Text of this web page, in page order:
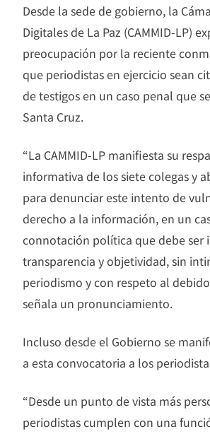
Desde la sede de gobierno, la
Digitales de La Paz (CAMMID-LP)
preocupación por la reciente
que periodistas en ejercicio sean
de testigos en un caso penal que
Santa Cruz.
“La CAMMID-LP manifiesta su
informativa de los siete colegas y
para denunciar este intento de
derecho a la información, en un
connotación política que debe ser
transparencia y objetividad, sin
periodismo y con respeto al
señala un pronunciamiento.
Incluso desde el Gobierno se
a esta convocatoria a los
“Desde un punto de vista más
periodistas cumplen con una